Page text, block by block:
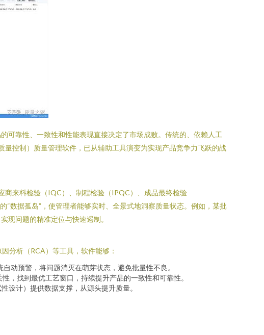
可靠性、一致性和性能表现直接决定了市场成败。传统的、依赖人工
控制）质量管理软件，已从辅助工具演变为实现产品竞争力飞跃的战
商来料检验（IQC）、制程检验（IPQC）、成品最终检验
“数据孤岛”，使管理者能够实时、全景式地洞察质量状态。例如，某批
现问题的精准定位与快速遏制。
分析（RCA）等工具，软件能够：
动预警，将问题消灭在萌芽状态，避免批量性不良。
，找到最优工艺窗口，持续提升产品的一致性和可靠性。
设计）提供数据支撑，从源头提升质量。